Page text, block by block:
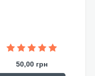
50,00 грн